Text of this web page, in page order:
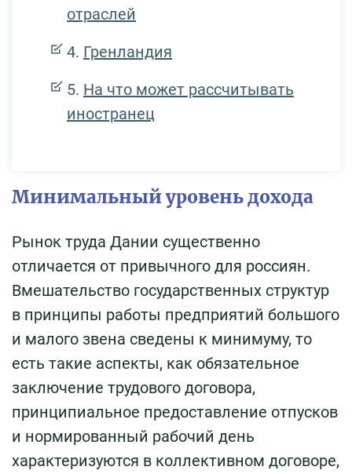
отраслей
Гренландия
На что может рассчитывать
иностранец
Минимальный уровень дохода
Рынок труда Дании существенно
отличается от привычного для россиян.
Вмешательство государственных структур
в принципы работы предприятий большого
и малого звена сведены к минимуму, то
есть такие аспекты, как обязательное
заключение трудового договора,
принципиальное предоставление отпусков
и нормированный рабочий день
характеризуются в коллективном договоре,